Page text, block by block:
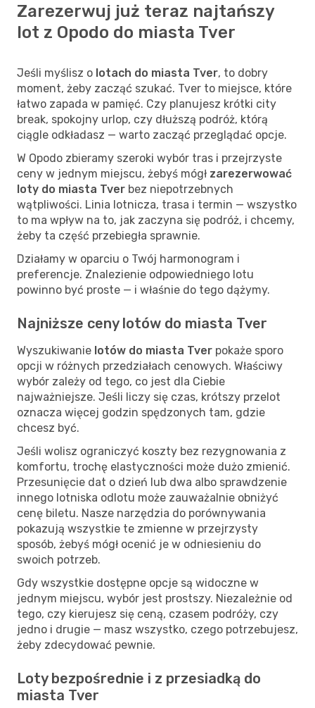
Zarezerwuj już teraz najtańszy
lot z Opodo do miasta Tver
Jeśli myślisz o lotach do miasta Tver, to dobry
moment, żeby zacząć szukać. Tver to miejsce, które
łatwo zapada w pamięć. Czy planujesz krótki city
break, spokojny urlop, czy dłuższą podróż, którą
ciągle odkładasz — warto zacząć przeglądać opcje.
W Opodo zbieramy szeroki wybór tras i przejrzyste
ceny w jednym miejscu, żebyś mógł zarezerwować
loty do miasta Tver bez niepotrzebnych
wątpliwości. Linia lotnicza, trasa i termin — wszystko
to ma wpływ na to, jak zaczyna się podróż, i chcemy,
żeby ta część przebiegła sprawnie.
Działamy w oparciu o Twój harmonogram i
preferencje. Znalezienie odpowiedniego lotu
powinno być proste — i właśnie do tego dążymy.
Najniższe ceny lotów do miasta Tver
Wyszukiwanie lotów do miasta Tver pokaże sporo
opcji w różnych przedziałach cenowych. Właściwy
wybór zależy od tego, co jest dla Ciebie
najważniejsze. Jeśli liczy się czas, krótszy przelot
oznacza więcej godzin spędzonych tam, gdzie
chcesz być.
Jeśli wolisz ograniczyć koszty bez rezygnowania z
komfortu, trochę elastyczności może dużo zmienić.
Przesunięcie dat o dzień lub dwa albo sprawdzenie
innego lotniska odlotu może zauważalnie obniżyć
cenę biletu. Nasze narzędzia do porównywania
pokazują wszystkie te zmienne w przejrzysty
sposób, żebyś mógł ocenić je w odniesieniu do
swoich potrzeb.
Gdy wszystkie dostępne opcje są widoczne w
jednym miejscu, wybór jest prostszy. Niezależnie od
tego, czy kierujesz się ceną, czasem podróży, czy
jedno i drugie — masz wszystko, czego potrzebujesz,
żeby zdecydować pewnie.
Loty bezpośrednie i z przesiadką do
miasta Tver